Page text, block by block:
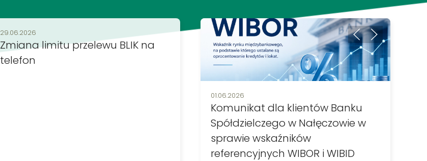
Data publikacji:
29.06.2026
Zmiana limitu przelewu BLIK na
telefon
Data publikacji:
01.06.2026
Komunikat dla klientów Banku
Spółdzielczego w Nałęczowie w
sprawie wskaźników
referencyjnych WIBOR i WIBID